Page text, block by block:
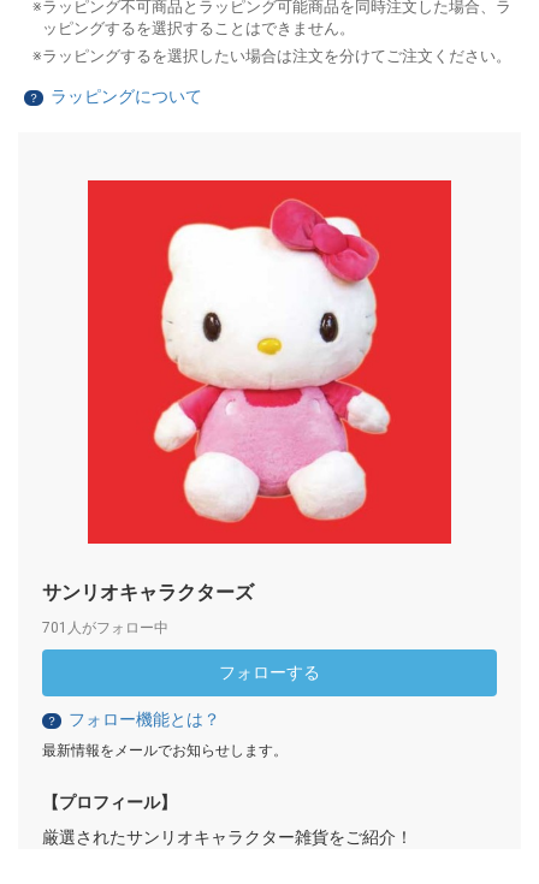
ラッピング不可商品とラッピング可能商品を同時注文した場合、ラ
ッピングするを選択することはできません。
ラッピングするを選択したい場合は注文を分けてご注文ください。
？ ラッピングについて
サンリオキャラクターズ
701人がフォロー中
フォローする
？ フォロー機能とは？
最新情報をメールでお知らせします。
【プロフィール】
厳選されたサンリオキャラクター雑貨をご紹介！